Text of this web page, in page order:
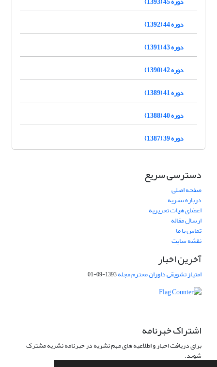
دوره 44 (1392)
دوره 43 (1391)
دوره 42 (1390)
دوره 41 (1389)
دوره 40 (1388)
دوره 39 (1387)
دسترسی سریع
صفحه اصلی
درباره نشریه
اعضای هیات تحریریه
ارسال مقاله
تماس با ما
نقشه سایت
آخرین اخبار
امتیاز تشویقی داوران محترم مجله1393-09-01
اشتراک خبرنامه
برای دریافت اخبار و اطلاعیه های مهم نشریه در خبرنامه نشریه مشترک
شوید.